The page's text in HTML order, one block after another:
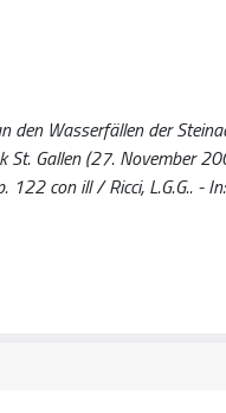
den Wasserfällen der
St. Gallen (27. November
con ill / Ricci, L.G.G.. -